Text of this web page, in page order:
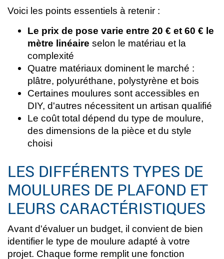
Voici les points essentiels à retenir :
Le prix de pose varie entre 20 € et 60 € le
mètre linéaire selon le matériau et la
complexité
Quatre matériaux dominent le marché :
plâtre, polyuréthane, polystyrène et bois
Certaines moulures sont accessibles en
DIY, d'autres nécessitent un artisan qualifié
Le coût total dépend du type de moulure,
des dimensions de la pièce et du style
choisi
LES DIFFÉRENTS TYPES DE
MOULURES DE PLAFOND ET
LEURS CARACTÉRISTIQUES
Avant d'évaluer un budget, il convient de bien
identifier le type de moulure adapté à votre
projet. Chaque forme remplit une fonction